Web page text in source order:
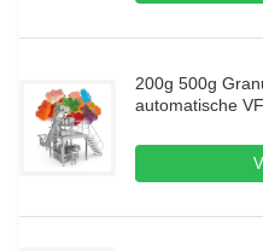
200g 500g
automatische
Machine